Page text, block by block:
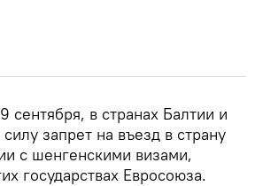
сентября, в странах Балтии и
запрет на въезд в страну
с шенгенскими визами,
государствах Евросоюза.